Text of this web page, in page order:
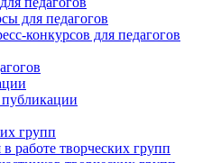
для педагогов
конкурсов для педагогов
публикации
групп
работе творческих групп